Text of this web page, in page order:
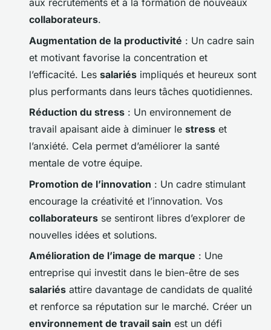
aux recrutements et à la formation de nouveaux
collaborateurs.
Augmentation de la productivité : Un cadre sain
et motivant favorise la concentration et
l’efficacité. Les salariés impliqués et heureux sont
plus performants dans leurs tâches quotidiennes.
Réduction du stress : Un environnement de
travail apaisant aide à diminuer le stress et
l’anxiété. Cela permet d’améliorer la santé
mentale de votre équipe.
Promotion de l’innovation : Un cadre stimulant
encourage la créativité et l’innovation. Vos
collaborateurs se sentiront libres d’explorer de
nouvelles idées et solutions.
Amélioration de l’image de marque : Une
entreprise qui investit dans le bien-être de ses
salariés attire davantage de candidats de qualité
et renforce sa réputation sur le marché. Créer un
environnement de travail sain est un défi